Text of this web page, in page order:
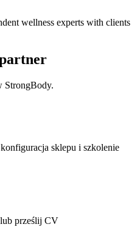
wellness experts with clients
StrongBody.
sklepu i szkolenie
prześlij CV